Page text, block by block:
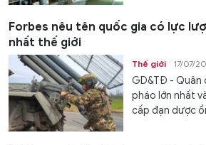
Forbes nêu tên quốc gia có lực
nhất thế giới
Thế giới 17/07/
GD&TĐ - Quân
pháo lớn nhất
cấp đạn dược